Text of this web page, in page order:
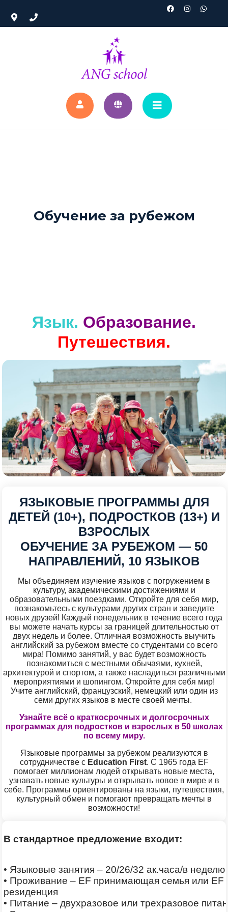
Обучение за рубежом
Язык. Образование.
Путешествия.
ЯЗЫКОВЫЕ ПРОГРАММЫ ДЛЯ
ДЕТЕЙ (10+), ПОДРОСТКОВ (13+) И
ВЗРОСЛЫХ
ОБУЧЕНИЕ ЗА РУБЕЖОМ — 50
НАПРАВЛЕНИЙ, 10 ЯЗЫКОВ
Мы объединяем изучение языков с погружением в
культуру, академическими достижениями и
образовательными поездками. Откройте для себя мир,
познакомьтесь с культурами других стран и заведите
новых друзей! Каждый понедельник в течение всего года
вы можете начать курсы за границей длительностью от
двух недель и более. Отличная возможность выучить
английский за рубежом вместе со студентами со всего
мира! Помимо занятий, у вас будет возможность
познакомиться с местными обычаями, кухней,
архитектурой и спортом, а также насладиться различными
мероприятиями и шопингом. Откройте для себя мир!
Учите английский, французский, немецкий или один из
семи других языков в месте своей мечты.
Узнайте всё о краткосрочных и долгосрочных
программах для подростков и взрослых в 50 школах
по всему миру.
Языковые программы за рубежом реализуются в
сотрудничестве с Education First. С 1965 года EF
помогает миллионам людей открывать новые места,
узнавать новые культуры и открывать новое в мире и в
себе. Программы ориентированы на языки, путешествия,
культурный обмен и помогают превращать мечты в
возможности!
В стандартное предложение входит:
• Языковые занятия– 20/26/32 ак.часа/в неделю
• Проживание– EF принимающая семья или EF
резиденция
• Питание– двухразовое или трехразовое